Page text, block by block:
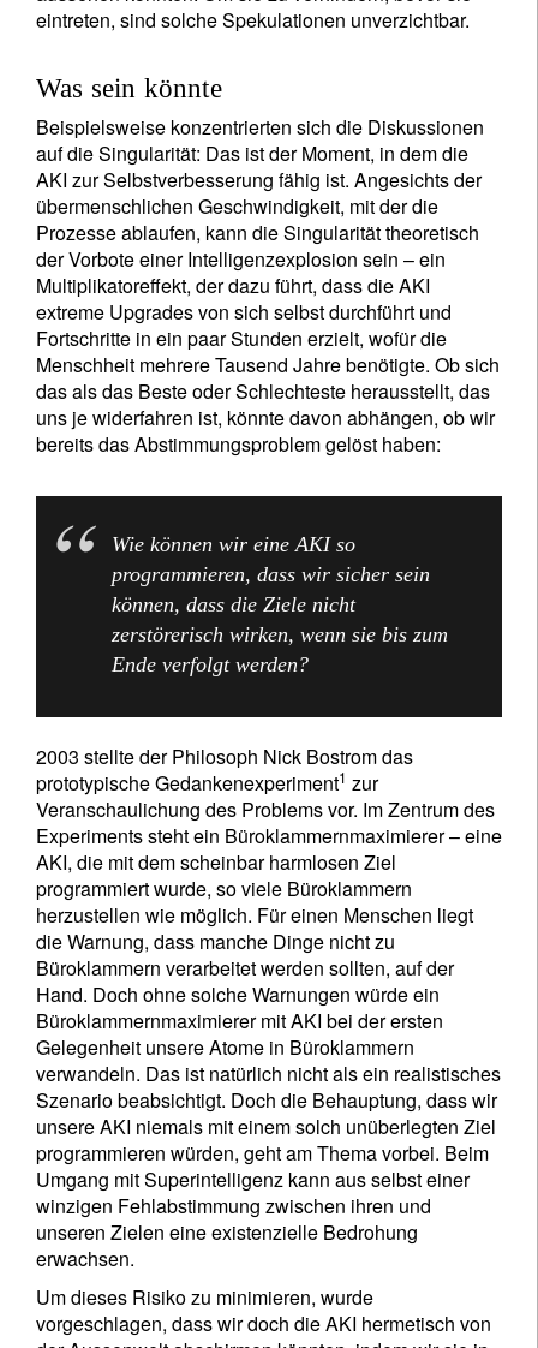
eintreten, sind solche Spekulationen unverzichtbar.
Was sein könnte
Beispielsweise konzentrierten sich die Diskussionen
auf die Singularität: Das ist der Moment, in dem die
AKI zur Selbstverbesserung fähig ist. Angesichts der
übermenschlichen Geschwindigkeit, mit der die
Prozesse ablaufen, kann die Singularität theoretisch
der Vorbote einer Intelligenzexplosion sein – ein
Multiplikatoreffekt, der dazu führt, dass die AKI
extreme Upgrades von sich selbst durchführt und
Fortschritte in ein paar Stunden erzielt, wofür die
Menschheit mehrere Tausend Jahre benötigte. Ob sich
das als das Beste oder Schlechteste herausstellt, das
uns je widerfahren ist, könnte davon abhängen, ob wir
bereits das Abstimmungsproblem gelöst haben:
Wie können wir eine AKI so
programmieren, dass wir sicher sein
können, dass die Ziele nicht
zerstörerisch wirken, wenn sie bis zum
Ende verfolgt werden?
2003 stellte der Philosoph Nick Bostrom das
prototypische Gedankenexperiment1 zur
Veranschaulichung des Problems vor. Im Zentrum des
Experiments steht ein Büroklammernmaximierer – eine
AKI, die mit dem scheinbar harmlosen Ziel
programmiert wurde, so viele Büroklammern
herzustellen wie möglich. Für einen Menschen liegt
die Warnung, dass manche Dinge nicht zu
Büroklammern verarbeitet werden sollten, auf der
Hand. Doch ohne solche Warnungen würde ein
Büroklammernmaximierer mit AKI bei der ersten
Gelegenheit unsere Atome in Büroklammern
verwandeln. Das ist natürlich nicht als ein realistisches
Szenario beabsichtigt. Doch die Behauptung, dass wir
unsere AKI niemals mit einem solch unüberlegten Ziel
programmieren würden, geht am Thema vorbei. Beim
Umgang mit Superintelligenz kann aus selbst einer
winzigen Fehlabstimmung zwischen ihren und
unseren Zielen eine existenzielle Bedrohung
erwachsen.
Um dieses Risiko zu minimieren, wurde
vorgeschlagen, dass wir doch die AKI hermetisch von